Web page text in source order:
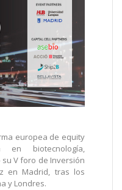
europea de equity
en biotecnología,
V foro de Inversión
en Madrid, tras los
y Londres.